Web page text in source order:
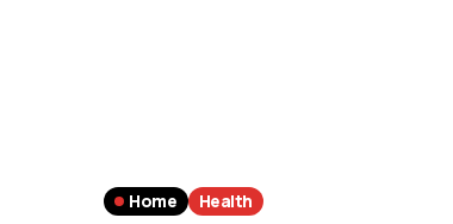
Home Health